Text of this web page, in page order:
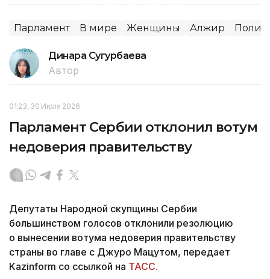
Парламент В мире Женщины Алжир
Динара Сугурбаева
Автор
01:23, 30 Июля 2026
Парламент Сербии отклонил вотум
недоверия правительству
Депутаты Народной скупщины Сербии
большинством голосов отклонили резолюцию
о вынесении вотума недоверия правительству
страны во главе с Джуро Мацутом, передает
Kazinform со ссылкой на ТАСС.